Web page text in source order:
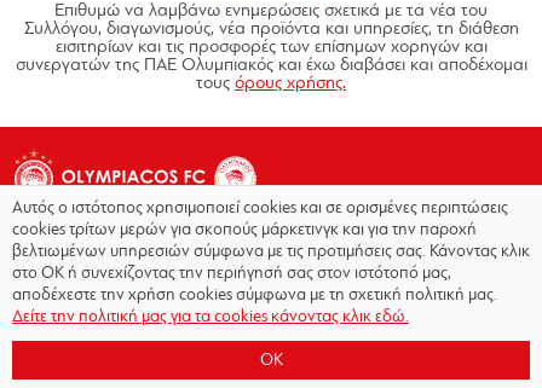
Επιθυμώ να λαμβάνω ενημερώσεις σχετικά με τα νέα του
Συλλόγου, διαγωνισμούς, νέα προϊόντα και υπηρεσίες, τη διάθεση
εισιτηρίων και τις προσφορές των επίσημων χορηγών και
συνεργατών της ΠΑΕ Ολυμπιακός και έχω διαβάσει και αποδέχομαι
τους όρους χρήσης.
Copyright © 2026 - Olympiacos.org
Όροι χρήσης|Πολιτική Απορρήτου|Πολιτική
Επικοινωνία
Αυτός ο ιστότοπος χρησιμοποιεί cookies και σε ορισμένες περιπτώσεις
cookies τρίτων μερών για σκοπούς μάρκετινγκ και για την παροχή
βελτιωμένων υπηρεσιών σύμφωνα με τις προτιμήσεις σας. Κάνοντας κλικ
στο OK ή συνεχίζοντας την περιήγησή σας στον ιστότοπό μας,
αποδέχεστε την χρήση cookies σύμφωνα με τη σχετική πολιτική μας.
Δείτε την πολιτική μας για τα cookies κάνοντας κλικ εδώ.
OK